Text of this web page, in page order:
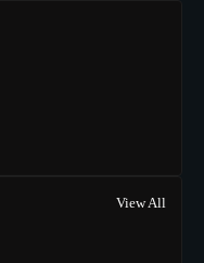
View All